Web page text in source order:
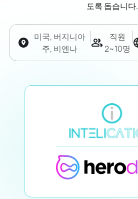
도록 돕습니다.
미국, 버지니아
주, 비엔나
직원
2~10명